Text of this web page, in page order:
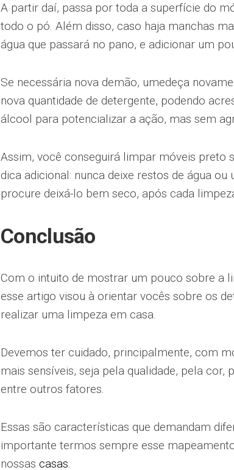
A partir daí, passa por toda a superfície do
todo o pó. Além disso, caso haja manchas
água que passará no pano, e adicionar um
Se necessária nova demão, umedeça
nova quantidade de detergente, podendo
álcool para potencializar a ação, mas sem
Assim, você conseguirá limpar móveis preto
dica adicional: nunca deixe restos de água
procure deixá-lo bem seco, após cada
Conclusão
Com o intuito de mostrar um pouco sobre a
esse artigo visou à orientar vocês sobre os
realizar uma limpeza em casa.
Devemos ter cuidado, principalmente, com
mais sensíveis, seja pela qualidade, pela cor,
entre outros fatores.
Essas são características que demandam
importante termos sempre esse
nossas casas.